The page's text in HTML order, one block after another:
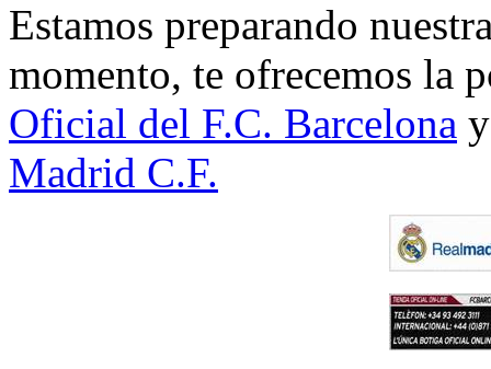
Estamos preparando
momento, te ofrecemos la
Oficial del F.C. Barcelona
Madrid C.F.